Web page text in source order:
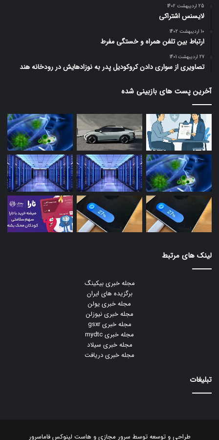
25 اردیبهشت 1402
لایسنس اشتراکی
10 اردیبهشت 1402
ارتباط بین تلفن همراه و خستگی مفرط
27 اردیبهشت 1401
تصاویری از سواری دادن کروکودیل پدر به نوزادهایش در رودخانه هند
آخرین پست های بازبینی شده
لینک های مرتبط
مجله خبری بیکینگ
برگزیده های ایران
مجله خبری یولن
مجله خبری نیوزلن
مجله خبری gsxr
مجله خبری mydtc
مجله خبری سیلاد
مجله خبری دریافت
تبلیغات
طراحی و توسعه توسط سرور مجازیو هاست لینوکسفاماسرور